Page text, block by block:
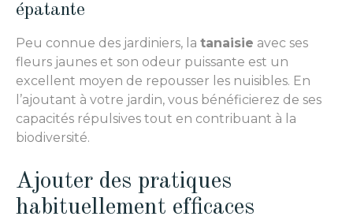
épatante
Peu connue des jardiniers, la tanaisie avec ses
fleurs jaunes et son odeur puissante est un
excellent moyen de repousser les nuisibles. En
l’ajoutant à votre jardin, vous bénéficierez de ses
capacités répulsives tout en contribuant à la
biodiversité.
Ajouter des pratiques
habituellement efficaces